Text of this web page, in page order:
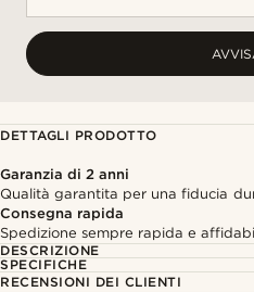
DETTAGLI PRODOTTO
Garanzia di 2 anni
Qualità garantita per una fiducia
Consegna rapida
Spedizione sempre rapida e
DESCRIZIONE
SPECIFICHE
RECENSIONI DEI CLIENTI